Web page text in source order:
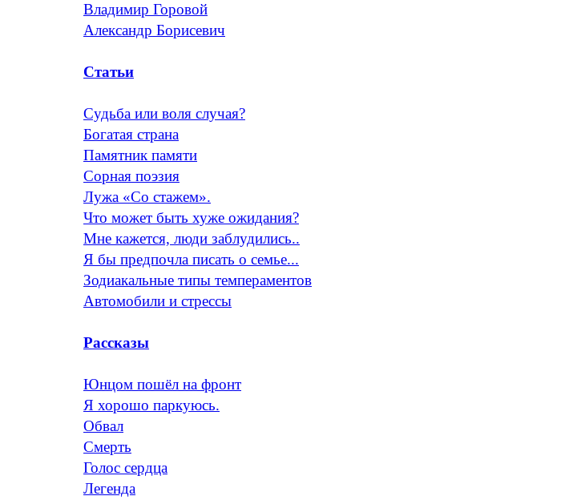
Владимир Горовой
Александр Борисевич
Статьи
Судьба или воля случая?
Богатая страна
Памятник памяти
Сорная поэзия
Лужа «Со стажем».
Что может быть хуже ожидания?
Мне кажется, люди заблудились..
Я бы предпочла писать о семье...
Зодиакальные типы темпераментов
Автомобили и стрессы
Рассказы
Юнцом пошёл на фронт
Я хорошо паркуюсь.
Обвал
Смерть
Голос сердца
Легенда